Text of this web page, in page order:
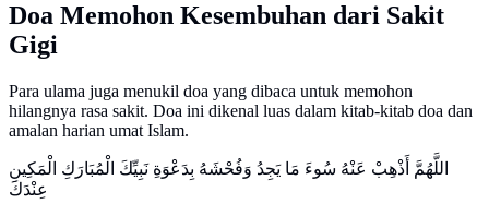
Doa Memohon Kesembuhan dari Sakit
Gigi
Para ulama juga menukil doa yang dibaca untuk memohon
hilangnya rasa sakit. Doa ini dikenal luas dalam kitab-kitab doa dan
amalan harian umat Islam.
اللَّهُمَّ أَذْهِبْ عَنْهُ سُوءَ مَا يَجِدُ وَفُحْشَهُ بِدَعْوَةِ نَبِيِّكَ الْمُبَارَكِ الْمَكِينِ
عِنْدَكَ